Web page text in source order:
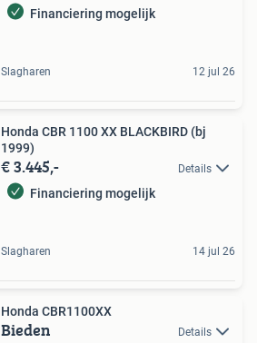
Financiering mogelijk
Slagharen 12 jul 26
Honda CBR 1100 XX BLACKBIRD (bj
1999)
€ 3.445,- Details
Financiering mogelijk
Slagharen 14 jul 26
Honda CBR1100XX
Bieden Details